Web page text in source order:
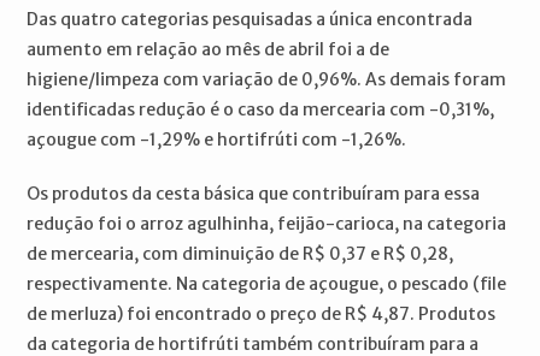
Das quatro categorias pesquisadas a única encontrada
aumento em relação ao mês de abril foi a de
higiene/limpeza com variação de 0,96%. As demais foram
identificadas redução é o caso da mercearia com -0,31%,
açougue com -1,29% e hortifrúti com -1,26%.
Os produtos da cesta básica que contribuíram para essa
redução foi o arroz agulhinha, feijão-carioca, na categoria
de mercearia, com diminuição de R$ 0,37 e R$ 0,28,
respectivamente. Na categoria de açougue, o pescado (file
de merluza) foi encontrado o preço de R$ 4,87. Produtos
da categoria de hortifrúti também contribuíram para a